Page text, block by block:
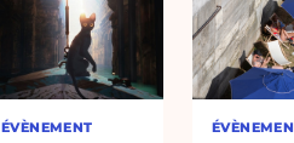
ÉVÈNEMENT